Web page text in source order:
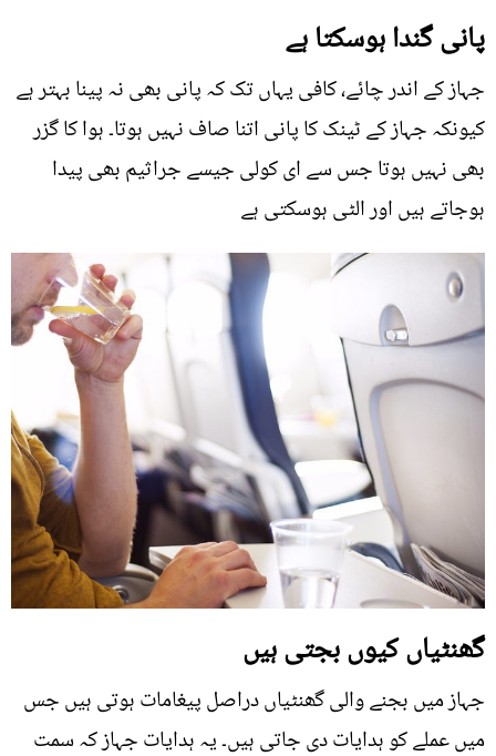
پانی گندا ہوسکتا ہے
جہاز کے اندر چائے، کافی یہاں تک کہ پانی بھی نہ پینا بہتر ہے
کیونکہ جہاز کے ٹینک کا پانی اتنا صاف نہیں ہوتا۔ ہوا کا گزر
بھی نہیں ہوتا جس سے ای کولی جیسے جراثیم بھی پیدا
ہوجاتے ہیں اور الٹی ہوسکتی ہے
گھنٹیاں کیوں بجتی ہیں
جہاز میں بجنے والی گھنٹیاں دراصل پیغامات ہوتی ہیں جس
میں عملے کو ہدایات دی جاتی ہیں۔ یہ ہدایات جہاز کہ سمت